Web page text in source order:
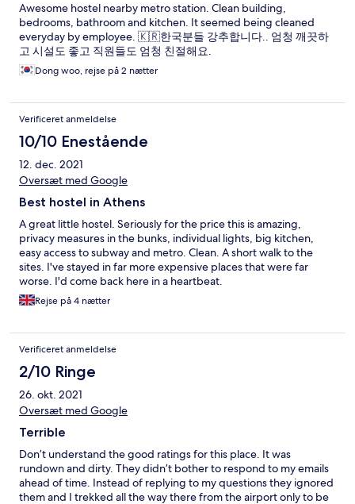
Awesome hostel nearby metro station. Clean building,
bedrooms, bathroom and kitchen. It seemed being cleaned
everyday by employee. 🇰🇷한국분들 강추합니다.. 엄청 깨끗하
고 시설도 좋고 직원들도 엄청 친절해요.
Dong woo, rejse på 2 nætter
Verificeret anmeldelse
10/10 Enestående
12. dec. 2021
Oversæt med Google
Best hostel in Athens
A great little hostel. Seriously for the price this is amazing,
privacy measures in the bunks, individual lights, big kitchen,
easy access to subway and metro. Clean. A short walk to the
sites. I've stayed in far more expensive places that were far
worse. I'd come back here in a heartbeat.
Rejse på 4 nætter
Verificeret anmeldelse
2/10 Ringe
26. okt. 2021
Oversæt med Google
Terrible
Don’t understand the good ratings for this place. It was
rundown and dirty. They didn’t bother to respond to my emails
ahead of time. Instead of replying to my questions they ignored
them and I trekked all the way there from the airport only to be